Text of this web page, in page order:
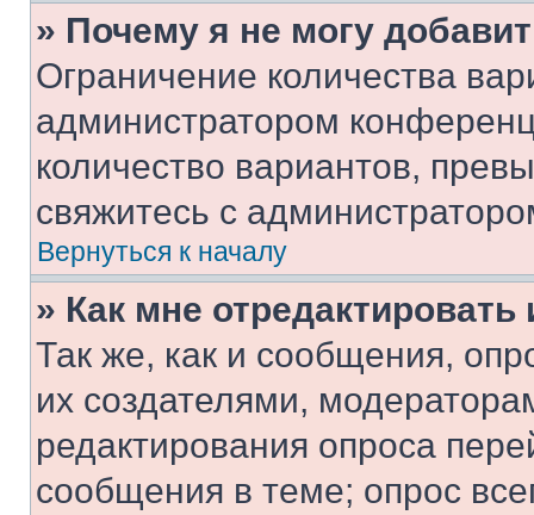
» Почему я не могу
Ограничение количества
администратором
количество вариантов,
свяжитесь с
Вернуться к началу
» Как мне
Так же, как и сообщения,
их создателями,
редактирования опроса
сообщения в теме; опрос